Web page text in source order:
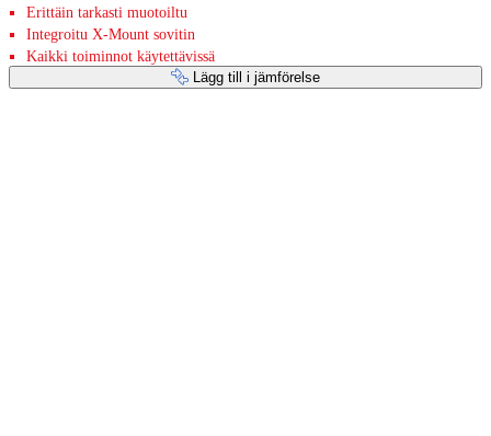
Erittäin tarkasti muotoiltu
Integroitu X-Mount sovitin
Kaikki toiminnot käytettävissä
Lägg till i jämförelse